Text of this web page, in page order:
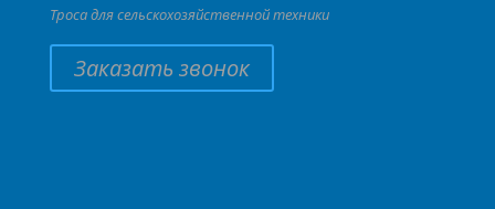
Троса для сельскохозяйственной техники
Заказать звонок